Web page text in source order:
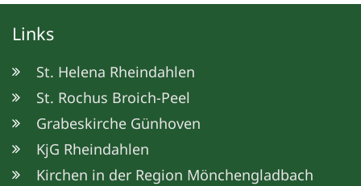
Links
St. Helena Rheindahlen
St. Rochus Broich-Peel
Grabeskirche Günhoven
KjG Rheindahlen
Kirchen in der Region Mönchengladbach